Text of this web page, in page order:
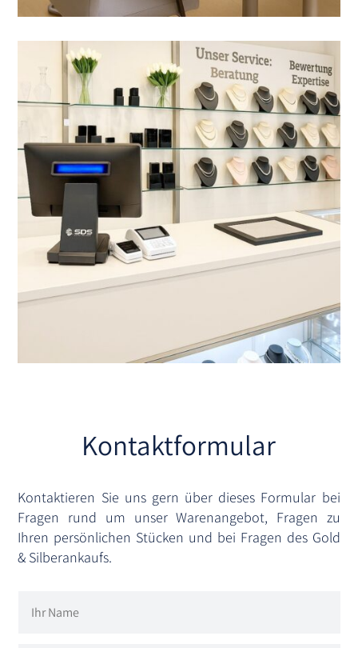
Kontaktformular
Kontaktieren Sie uns gern über dieses Formular bei
Fragen rund um unser Warenangebot, Fragen zu
Ihren persönlichen Stücken und bei Fragen des Gold
& Silberankaufs.